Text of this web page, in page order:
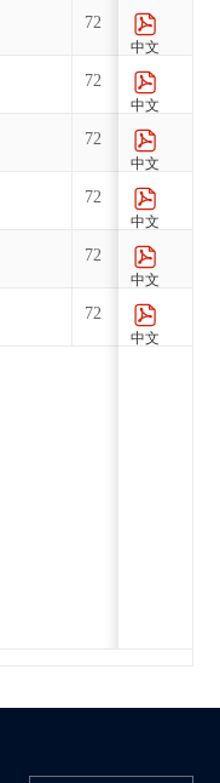
72
72
72
72
72
72
中文
中文
中文
中文
中文
中文